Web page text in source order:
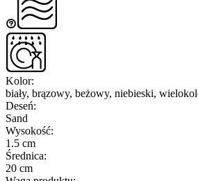
Kolor:
biały, brązowy, beżowy, niebieski,
Deseń:
Sand
Wysokość:
1.5 cm
Średnica:
20 cm